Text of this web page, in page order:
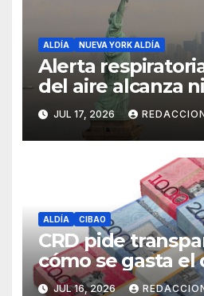
ALDÍA NUEVA YORK ALDÍA
Alerta
del aire alcanza
peligrosos en
JUL 17, 2026
ALDÍA CIBAO
CRD pide
cómo se gasta el
Seguro Familiar
JUL 16, 2026